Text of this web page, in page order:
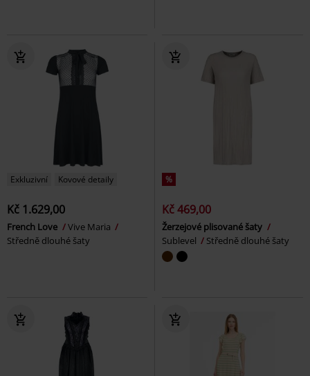
Exkluzivní Kovové detaily
Kč 1.629,00
French Love
Vive Maria
Středně dlouhé šaty
%
Kč 469,00
Žerzejové plisované šaty
Sublevel
Středně dlouhé šaty